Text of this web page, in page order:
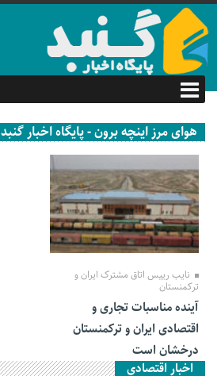
هوای مرز اینچه برون - پایگاه اخبار گنبد
28 مهر 1401
نایب رییس اتاق مشترک ایران و
ترکمنستان
آینده مناسبات تجاری و
اقتصادی ایران و ترکمنستان
درخشان است
اخبار اقتصادی